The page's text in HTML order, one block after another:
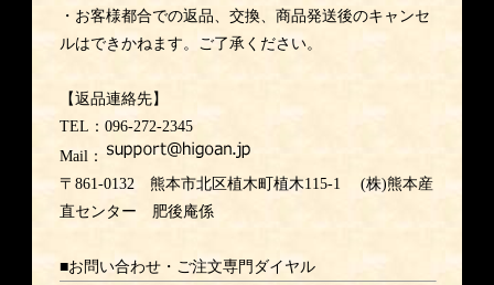
・お客様都合での返品、交換、商品発送後のキャンセ
ルはできかねます。ご了承ください。
【返品連絡先】
TEL：096-272-2345
Mail：
〒861-0132 熊本市北区植木町植木115-1 (株)熊本産
直センター 肥後庵係
■お問い合わせ・ご注文専門ダイヤル